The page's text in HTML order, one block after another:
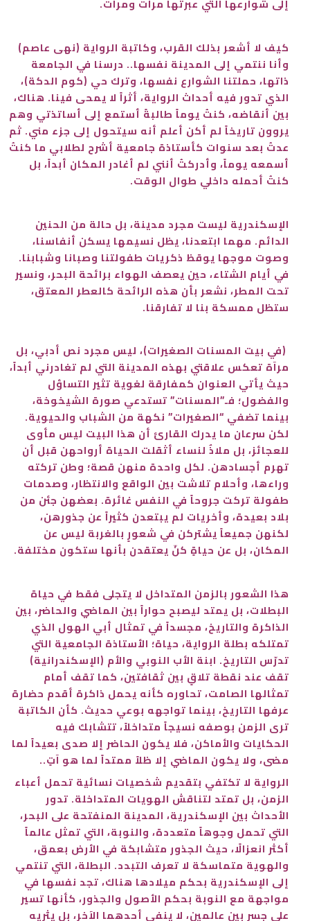
كيف لا أشعر بذلك القرب، وكاتبة الرواية (نهى عاصم)
وأنا ننتمي إلى المدينة نفسها.. درسنا في الجامعة
ذاتها، حملتنا الشوارع نفسها، وترك حي (كوم الدكة)،
الذي تدور فيه أحداث الرواية، أثراً لا يمحى فينا. هناك،
بين أنقاضه، كنتُ يوماً طالبةً أستمع إلى أساتذتي وهم
يروون تاريخاً لم أكن أعلم أنه سيتحول إلى جزء مني. ثم
عدتُ بعد سنوات كأستاذة جامعية أشرح لطلابي ما كنتُ
أسمعه يوماً، وأدركتُ أنني لم أغادر المكان أبداً، بل
كنتُ أحمله داخلي طوال الوقت.
الإسكندرية ليست مجرد مدينة، بل حالة من الحنين
الدائم. مهما ابتعدنا، يظل نسيمها يسكن أنفاسنا،
وصوت موجها يوقظ ذكريات طفولتنا وصبانا وشبابنا.
في أيام الشتاء، حين يعصف الهواء برائحة البحر، ونسير
تحت المطر، نشعر بأن هذه الرائحة كالعطر المعتق،
ستظل ممسكة بنا لا تفارقنا.
(في بيت المسنات الصغيرات)، ليس مجرد نص أدبي، بل
مرآة تعكس علاقتي بهذه المدينة التي لم تغادرني أبداً،
حيث يأتي العنوان كمفارقة لغوية تثير التساؤل
والفضول؛ فـ”المسنات” تستدعي صورة الشيخوخة،
بينما تضفي “الصغيرات” نكهة من الشباب والحيوية.
لكن سرعان ما يدرك القارئ أن هذا البيت ليس مأوى
للعجائز، بل ملاذٌ لنساء أثقلت الحياة أرواحهن قبل أن
تهرم أجسادهن. لكل واحدة منهن قصة؛ وطن تركته
وراءها، وأحلام تلاشت بين الواقع والانتظار، وصدمات
طفولة تركت جروحاً في النفس غائرة. بعضهن جئن من
بلاد بعيدة، وأخريات لم يبتعدن كثيراً عن جذورهن،
لكنهن جميعاً يشتركن في شعورٍ بالغربة ليس عن
المكان، بل عن حياةٍ كنّ يعتقدن بأنها ستكون مختلفة.
هذا الشعور بالزمن المتداخل لا يتجلى فقط في حياة
البطلات، بل يمتد ليصبح حواراً بين الماضي والحاضر، بين
الذاكرة والتاريخ، مجسداً في تمثال أبي الهول الذي
تمتلكه بطلة الرواية، حياة؛ الأستاذة الجامعية التي
تدرّس التاريخ. ابنة الأب النوبي والأم (الإسكندرانية)
تقف عند نقطة تلاقٍ بين ثقافتين، كما تقف أمام
تمثالها الصامت، تحاوره كأنه يحمل ذاكرة أقدم حضارة
عرفها التاريخ، بينما تواجهه بوعي حديث. كأن الكاتبة
ترى الزمن بوصفه نسيجاً متداخلاً، تتشابك فيه
الحكايات والأماكن، فلا يكون الحاضر إلا صدى بعيداً لما
مضى، ولا يكون الماضي إلا ظلاً ممتداً لما هو آتٍ..
الرواية لا تكتفي بتقديم شخصيات نسائية تحمل أعباء
الزمن، بل تمتد لتناقش الهويات المتداخلة. تدور
الأحداث بين الإسكندرية، المدينة المنفتحة على البحر،
التي تحمل وجوهاً متعددة، والنوبة، التي تمثل عالماً
أكثر انعزالًا، حيث الجذور متشابكة في الأرض بعمق،
والهوية متماسكة لا تعرف التبدد. البطلة، التي تنتمي
إلى الإسكندرية بحكم ميلادها هناك، تجد نفسها في
مواجهة مع النوبة بحكم الأصول والجذور، كأنها تسير
على جسر بين عالمين، لا ينفي أحدهما الآخر، بل يثريه